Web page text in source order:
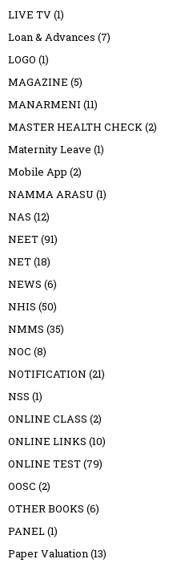
LIVE TV(1)
Loan & Advances (7)
LOGO (1)
MAGAZINE (5)
MANARMENI (11)
MASTER HEALTH CHECK(2)
Maternity Leave (1)
Mobile App (2)
NAMMA ARASU (1)
NAS (12)
NEET(91)
NET(18)
NEWS (6)
NHIS (50)
NMMS (35)
NOC (8)
NOTIFICATION (21)
NSS (1)
ONLINE CLASS (2)
ONLINE LINKS (10)
ONLINE TEST(79)
OOSC (2)
OTHER BOOKS (6)
PANEL(1)
Paper Valuation(13)